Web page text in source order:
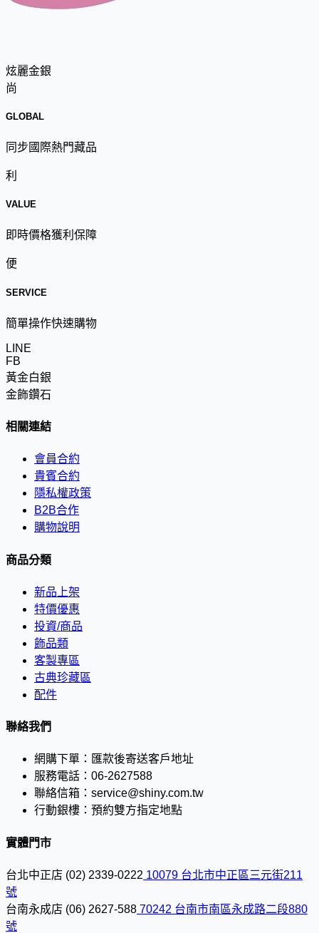
炫麗金銀
尚
GLOBAL
同步國際熱門藏品
利
VALUE
即時價格獲利保障
便
SERVICE
簡單操作快速購物
LINE
FB
黃金白銀
金飾鑽石
相關連結
會員合約
貴賓合約
隱私權政策
B2B合作
購物說明
商品分類
新品上架
特價優惠
投資/商品
飾品類
客製專區
古典珍藏區
配件
聯絡我們
網購下單： 匯款後寄送客戶地址
服務電話： 06-2627588
聯絡信箱： service@shiny.com.tw
行動銀樓： 預約雙方指定地點
實體門市
台北中正店 (02) 2339-0222 10079 台北市中正區三元街211
號
台南永成店 (06) 2627-588 70242 台南市南區永成路二段880
號